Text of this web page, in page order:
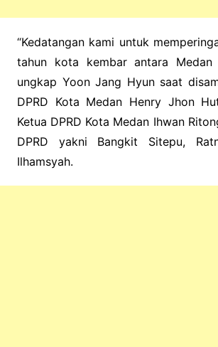
“Kedatangan kami untuk
tahun kota kembar antara Medan
ungkap Yoon Jang Hyun saat
DPRD Kota Medan Henry Jhon
Ketua DPRD Kota Medan Ihwan
DPRD yakni Bangkit Sitepu,
Ilhamsyah.